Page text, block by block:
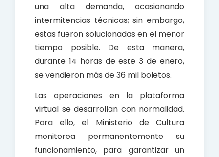
una alta demanda, ocasionando
intermitencias técnicas; sin embargo,
estas fueron solucionadas en el menor
tiempo posible. De esta manera,
durante 14 horas de este 3 de enero,
se vendieron más de 36 mil boletos.
Las operaciones en la plataforma
virtual se desarrollan con normalidad.
Para ello, el Ministerio de Cultura
monitorea permanentemente su
funcionamiento, para garantizar un